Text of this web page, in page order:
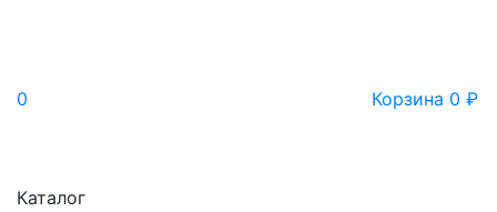
0 Корзина 0 ₽
Каталог